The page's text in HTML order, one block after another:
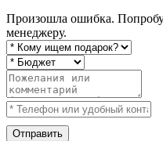
Произошла ошибка.
менеджеру.
Отправить